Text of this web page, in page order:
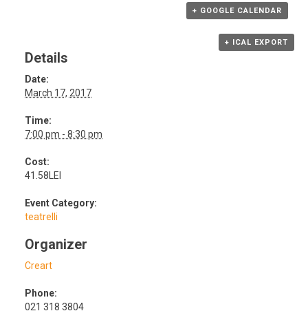
+ GOOGLE CALENDAR
+ ICAL EXPORT
Details
Date:
March 17, 2017
Time:
7:00 pm - 8:30 pm
Cost:
41.58LEI
Event Category:
teatrelli
Organizer
Creart
Phone:
021 318 3804